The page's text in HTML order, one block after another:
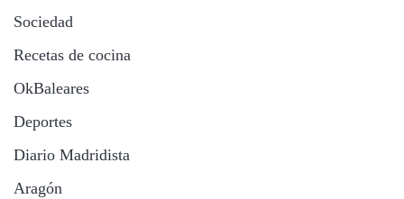
Sociedad
Recetas de cocina
OkBaleares
Deportes
Diario Madridista
Aragón